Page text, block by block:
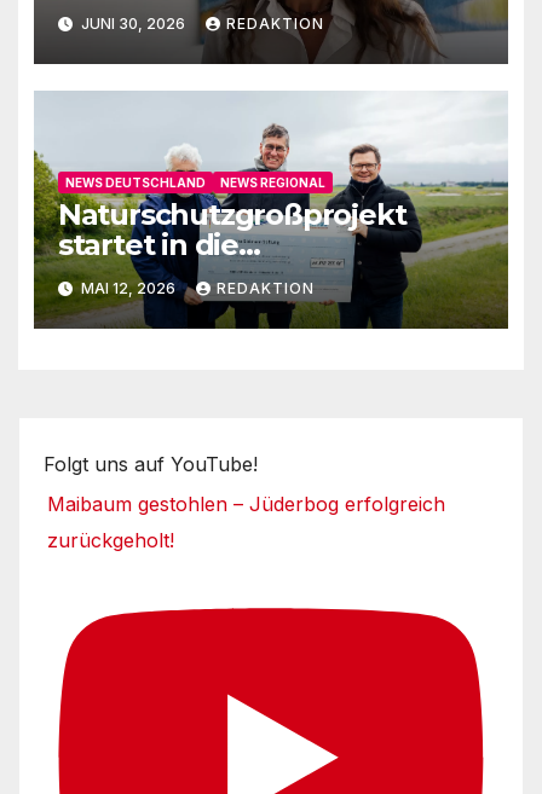
aufJUNI 30, 2026 REDAKTION
NEWS DEUTSCHLAND NEWS REGIONAL
Naturschutzgroßprojekt
startet in die
Umsetzungsphase
MAI 12, 2026 REDAKTION
Folgt uns auf YouTube!
Maibaum gestohlen – Jüderbog erfolgreich
zurückgeholt!